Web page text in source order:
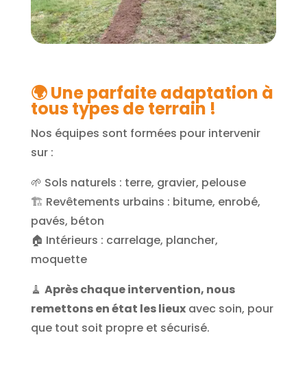
🌍 Une parfaite adaptation à
tous types de terrain !
Nos équipes sont formées pour intervenir
sur :
🌱 Sols naturels : terre, gravier, pelouse
🏗️ Revêtements urbains : bitume, enrobé,
pavés, béton
🏠 Intérieurs : carrelage, plancher,
moquette
🧹 Après chaque intervention, nous
remettons en état les lieuxavec soin, pour
que tout soit propre et sécurisé.